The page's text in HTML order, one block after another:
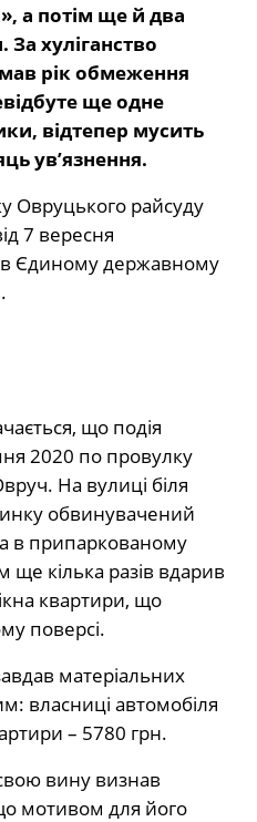
а потім ще й два
За хуліганство
рік обмеження
ще одне
відтепер мусить
ув’язнення.
Овруцького райсуду
7 вересня
Єдиному державному
що подія
2020 по провулку
На вулиці біля
обвинувачений
в припаркованому
ще кілька разів вдарив
квартири, що
поверсі.
матеріальних
власниці автомобіля
– 5780 грн.
вину визнав
мотивом для його